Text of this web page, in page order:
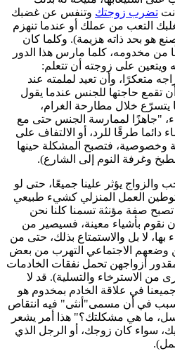
تضرب زوجتك وتنفس عن غضبك
التعب من عملك أو عندما تنهزم
هو بحد ذاته هزيمة). وكلما كان
من مخدومه، كلما مارس هذا الدور
على زوجته أن تتعلم:
متعكرًا، وأن تعيد لملمته عند
تقمع حاجتها للجنس عندما يقول
يتسرّع خلال مطارحة الغرام،
"جاهزًا لممارسة الجنس حتى مع
دائما طرقًا للرد، أو الالتفاف على
وخصوصية، فتصبح المشكلة حينها
وغرفة النوم إلى الشارع).
والزواج يؤثر علينا جميعًا، حتى لو
العمل المنزلي كشيء طبيعي
صفة مؤنثة تسمنا كلنا نحن
نقوم بأشياء معينة، فسيصير من
بها، لا بل والاستمتاع بذلك، حتى من
وضعهم الاجتماعي التهرب من بعض
أزواجهن تحمل نفقات الخادمات
من الاسترخاء والتسلية). قد لا
في علاقة الخادم بمخدوم هو
في أن مسمى"أنثى" فيه انتقاص
ما هي مشكلتك؟" هذا أمر يشعر
سواء كان زوجك، أو الرجل الذي